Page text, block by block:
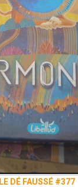
LE DÉ FAUSSÉ #377